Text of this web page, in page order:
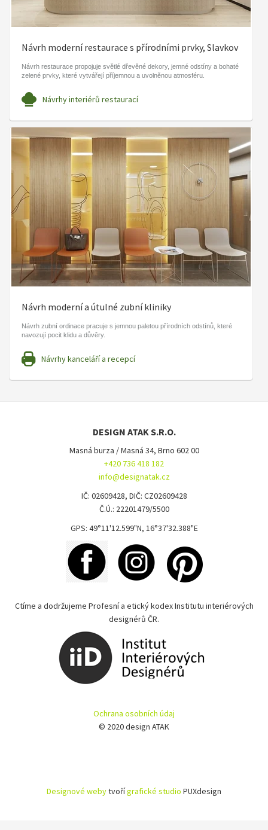
Návrh moderní restaurace s přírodními prvky, Slavkov
Návrh restaurace propojuje světlé dřevěné dekory, jemné odstíny a bohaté
zelené prvky, které vytvářejí příjemnou a uvolněnou atmosféru.
Návrhy interiérů restaurací
Návrh moderní a útulné zubní kliniky
Návrh zubní ordinace pracuje s jemnou paletou přírodních odstínů, které
navozují pocit klidu a důvěry.
Návrhy kanceláří a recepcí
DESIGN ATAK S.R.O.
Masná burza / Masná 34, Brno 602 00
+420 736 418 182
info@designatak.cz
IČ: 02609428, DIČ: CZ02609428
Č.Ú.: 22201479/5500
GPS: 49°11'12.599"N, 16°37'32.388"E
Ctíme a dodržujeme Profesní a etický kodex Institutu interiérových
designérů ČR.
Ochrana osobních údaj
© 2020 design ATAK
Designové webytvořígrafické studio PUXdesign